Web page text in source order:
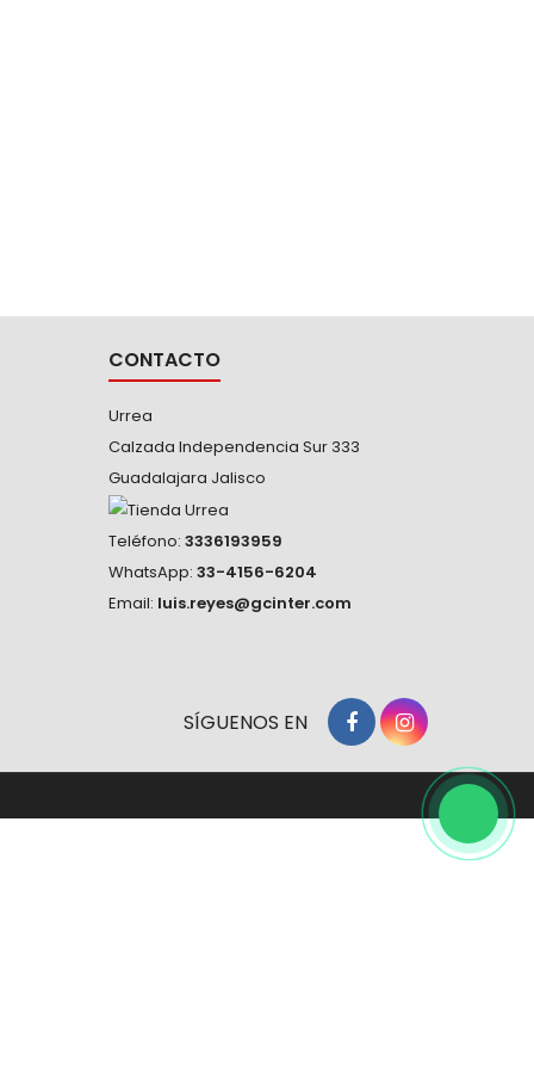
CONTACTO
Urrea
Calzada Independencia Sur 333
Guadalajara Jalisco
Teléfono: 3336193959
WhatsApp: 33-4156-6204
Email: luis.reyes@gcinter.com
SÍGUENOS EN